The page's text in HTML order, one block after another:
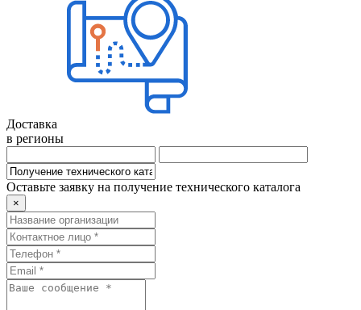
Доставка
в регионы
Оставьте заявку на получение технического каталога
×